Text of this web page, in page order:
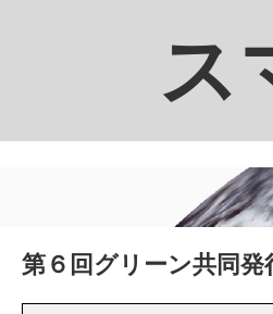
ス
第６回グリーン共同発